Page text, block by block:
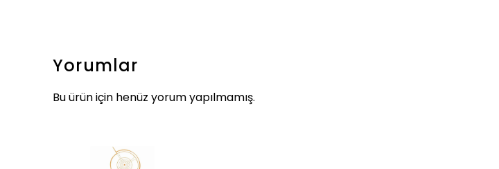
Yorumlar
Bu ürün için henüz yorum yapılmamış.